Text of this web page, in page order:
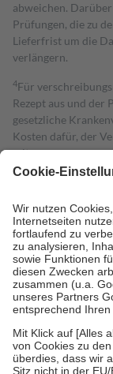
abweichen.
Prüfungen, die zu
Lieferfrist um die
verlängern.
4Für
Rezept aus und der
gesetzliche
Kosten dafür, der
mit.
Grundsätzlich
höchstens zehn Euro.
Kosten der
Diese Regeln
Bei Heilmitteln und
Zuzahlung zehn
Verordnung.
Um das
stärken und die
fallenkeine
• Kindern und
mit Ausnahme der